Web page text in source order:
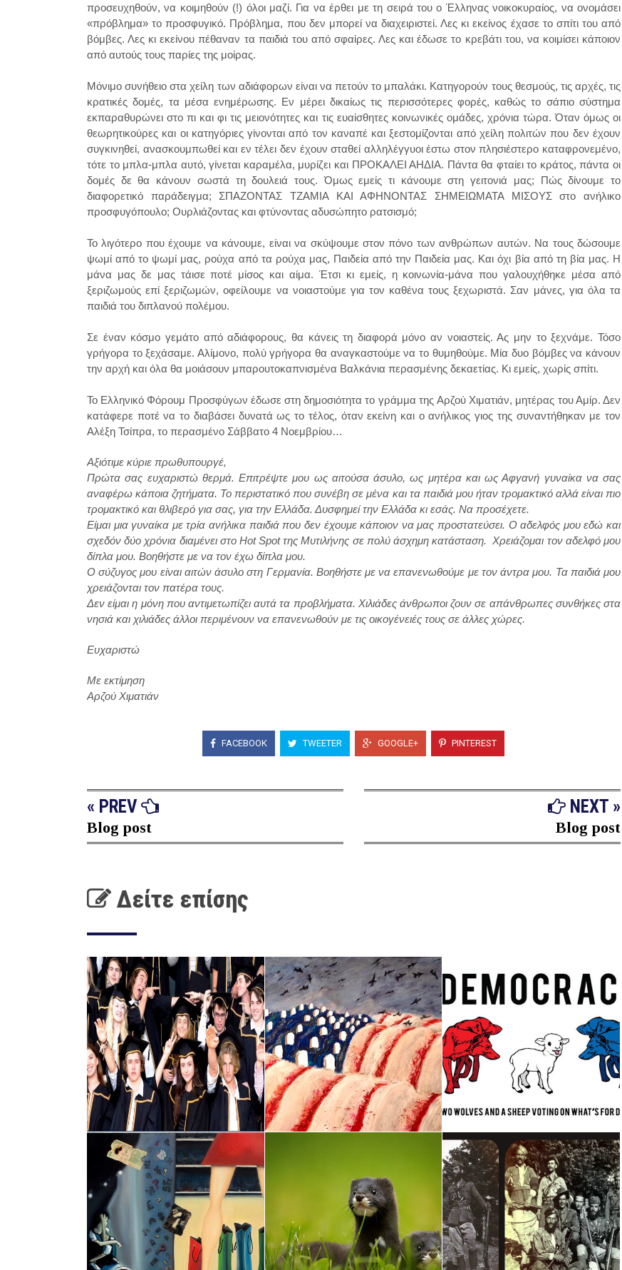
προσευχηθούν, να κοιμηθούν (!) όλοι μαζί. Για να έρθει με τη σειρά του ο Έλληνας νοικοκυραίος, να ονομάσει
«πρόβλημα» το προσφυγικό. Πρόβλημα, που δεν μπορεί να διαχειριστεί. Λες κι εκείνος έχασε το σπίτι του από
βόμβες. Λες κι εκείνου πέθαναν τα παιδιά του από σφαίρες. Λες και έδωσε το κρεβάτι του, να κοιμίσει κάποιον
από αυτούς τους παρίες της μοίρας.
Μόνιμο συνήθειο στα χείλη των αδιάφορων είναι να πετούν το μπαλάκι. Κατηγορούν τους θεσμούς, τις αρχές, τις
κρατικές δομές, τα μέσα ενημέρωσης. Εν μέρει δικαίως τις περισσότερες φορές, καθώς το σάπιο σύστημα
εκπαραθυρώνει στο πι και φι τις μειονότητες και τις ευαίσθητες κοινωνικές ομάδες, χρόνια τώρα. Όταν όμως οι
θεωρητικούρες και οι κατηγόριες γίνονται από τον καναπέ και ξεστομίζονται από χείλη πολιτών που δεν έχουν
συγκινηθεί, ανασκουμπωθεί και εν τέλει δεν έχουν σταθεί αλληλέγγυοι έστω στον πλησιέστερο καταφρονεμένο,
τότε το μπλα-μπλα αυτό, γίνεται καραμέλα, μυρίζει και ΠΡΟΚΑΛΕΙ ΑΗΔΙΑ. Πάντα θα φταίει το κράτος, πάντα οι
δομές δε θα κάνουν σωστά τη δουλειά τους. Όμως εμείς τι κάνουμε στη γειτονιά μας; Πώς δίνουμε το
διαφορετικό παράδειγμα; ΣΠΑΖΟΝΤΑΣ ΤΖΑΜΙΑ ΚΑΙ ΑΦΗΝΟΝΤΑΣ ΣΗΜΕΙΩΜΑΤΑ ΜΙΣΟΥΣ στο ανήλικο
προσφυγόπουλο; Ουρλιάζοντας και φτύνοντας αδυσώπητο ρατσισμό;
Το λιγότερο που έχουμε να κάνουμε, είναι να σκύψουμε στον πόνο των ανθρώπων αυτών. Να τους δώσουμε
ψωμί από το ψωμί μας, ρούχα από τα ρούχα μας, Παιδεία από την Παιδεία μας. Και όχι βία από τη βία μας. Η
μάνα μας δε μας τάισε ποτέ μίσος και αίμα. Έτσι κι εμείς, η κοινωνία-μάνα που γαλουχήθηκε μέσα από
ξεριζωμούς επί ξεριζωμών, οφείλουμε να νοιαστούμε για τον καθένα τους ξεχωριστά. Σαν μάνες, για όλα τα
παιδιά του διπλανού πολέμου.
Σε έναν κόσμο γεμάτο από αδιάφορους, θα κάνεις τη διαφορά μόνο αν νοιαστείς. Ας μην το ξεχνάμε. Τόσο
γρήγορα το ξεχάσαμε. Αλίμονο, πολύ γρήγορα θα αναγκαστούμε να το θυμηθούμε. Μία δυο βόμβες να κάνουν
την αρχή και όλα θα μοιάσουν μπαρουτοκαπνισμένα Βαλκάνια περασμένης δεκαετίας. Κι εμείς, χωρίς σπίτι.
To Eλληνικό Φόρουμ Προσφύγων έδωσε στη δημοσιότητα το γράμμα της Αρζού Χιματιάν, μητέρας του Αμίρ. Δεν
κατάφερε ποτέ να το διαβάσει δυνατά ως το τέλος, όταν εκείνη και ο ανήλικος γιος της συναντήθηκαν με τον
Αλέξη Τσίπρα, το περασμένο Σάββατο 4 Νοεμβρίου…
Αξιότιμε κύριε πρωθυπουργέ,
Πρώτα σας ευχαριστώ θερμά. Επιτρέψτε μου ως αιτούσα άσυλο, ως μητέρα και ως Αφγανή γυναίκα να σας
αναφέρω κάποια ζητήματα. Το περιστατικό που συνέβη σε μένα και τα παιδιά μου ήταν τρομακτικό αλλά είναι πιο
τρομακτικό και θλιβερό για σας, για την Ελλάδα. Δυσφημεί την Ελλάδα κι εσάς. Να προσέχετε.
Είμαι μια γυναίκα με τρία ανήλικα παιδιά που δεν έχουμε κάποιον να μας προστατεύσει. Ο αδελφός μου εδώ και
σχεδόν δύο χρόνια διαμένει στο Hot Spot της Μυτιλήνης σε πολύ άσχημη κατάσταση. Χρειάζομαι τον αδελφό μου
δίπλα μου. Βοηθήστε με να τον έχω δίπλα μου.
Ο σύζυγος μου είναι αιτών άσυλο στη Γερμανία. Βοηθήστε με να επανενωθούμε με τον άντρα μου. Τα παιδιά μου
χρειάζονται τον πατέρα τους.
Δεν είμαι η μόνη που αντιμετωπίζει αυτά τα προβλήματα. Χιλιάδες άνθρωποι ζουν σε απάνθρωπες συνθήκες στα
νησιά και χιλιάδες άλλοι περιμένουν να επανενωθούν με τις οικογένειές τους σε άλλες χώρες.
Ευχαριστώ
Με εκτίμηση
Αρζού Χιματιάν
FACEBOOK TWEETER GOOGLE+ PINTEREST
« PREV
Blog post
NEXT »
Blog post
Δείτε επίσης